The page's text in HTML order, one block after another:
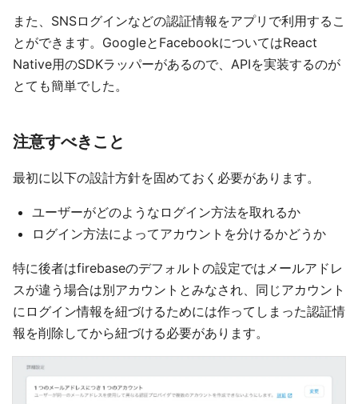
また、SNSログインなどの認証情報をアプリで利用するこ
とができます。GoogleとFacebookについてはReact
Native用のSDKラッパーがあるので、APIを実装するのが
とても簡単でした。
注意すべきこと
最初に以下の設計方針を固めておく必要があります。
ユーザーがどのようなログイン方法を取れるか
ログイン方法によってアカウントを分けるかどうか
特に後者はfirebaseのデフォルトの設定ではメールアドレ
スが違う場合は別アカウントとみなされ、同じアカウント
にログイン情報を紐づけるためには作ってしまった認証情
報を削除してから紐づける必要があります。